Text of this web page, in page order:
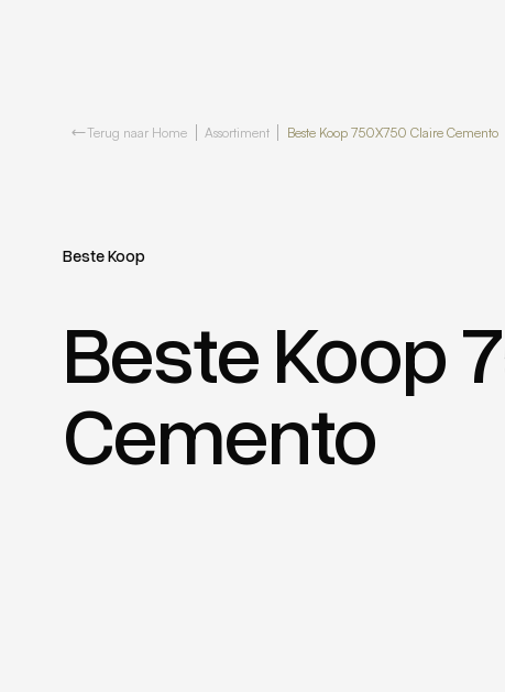
Terug naar Home Assortiment Beste Koop 750X750 Claire Cemento
Beste Koop
Beste Koop
Cemento